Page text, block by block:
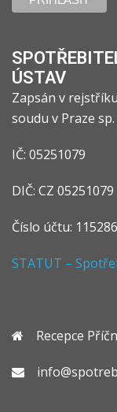
ÚSTAV
Zapsán v
soudu v Praze sp.
IČ: 05251079
DIČ: CZ 05251079
Číslo účtu:
STATUT –
Recepce